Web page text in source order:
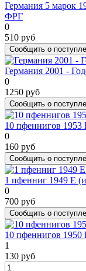
Германия 5 марок
ФРГ
0
510 руб
Сообщить о
Германия 2001 -
0
1250 руб
Сообщить о
10 пфеннигов 1953
0
160 руб
Сообщить о
1 пфенниг 1949 Е
0
700 руб
Сообщить о
10 пфеннигов 1950
1
130 руб